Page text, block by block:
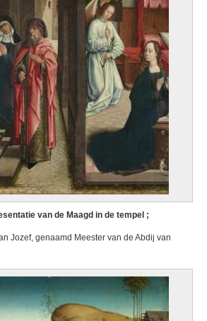
van de Maagd in de tempel ;
Jozef, genaamd Meester van de Abdij van